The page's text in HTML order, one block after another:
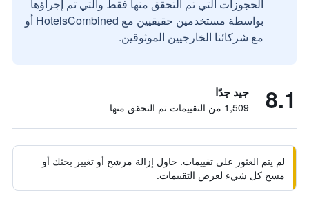
الحجوزات التي تم التحقق منها فقط والتي تم إجراؤها
بواسطة مستخدمين حقيقيين مع HotelsCombined أو
مع شركائنا الخارجيين الموثوقين.
8.1 جيد جدًا
1,509 من التقييمات تم التحقق منها
لم يتم العثور على تقييمات. حاول إزالة مرشح أو تغيير بحثك أو
مسح كل شيء لعرض التقييمات.